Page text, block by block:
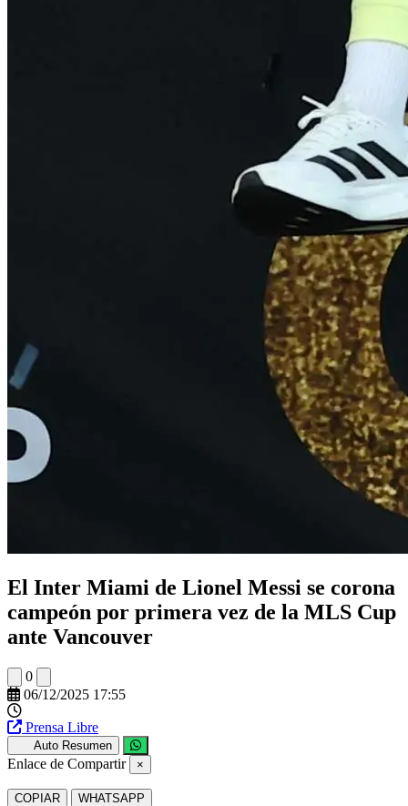
El Inter Miami de Lionel Messi se corona
campeón por primera vez de la MLS Cup
ante Vancouver
0
06/12/2025 17:55
Prensa Libre
Auto Resumen
Enlace de Compartir ×
COPIAR WHATSAPP